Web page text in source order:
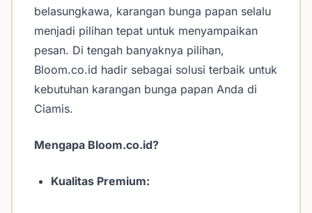
belasungkawa, karangan bunga papan selalu
menjadi pilihan tepat untuk menyampaikan
pesan. Di tengah banyaknya pilihan,
Bloom.co.id hadir sebagai solusi terbaik untuk
kebutuhan karangan bunga papan Anda di
Ciamis.
Mengapa Bloom.co.id?
Kualitas Premium: